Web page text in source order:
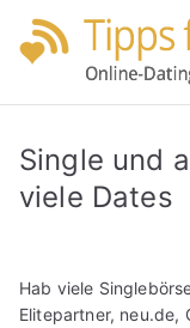
Zum
Inhalt
Single und
viele Dates
Hab viele
Elitepartner, neu.de,